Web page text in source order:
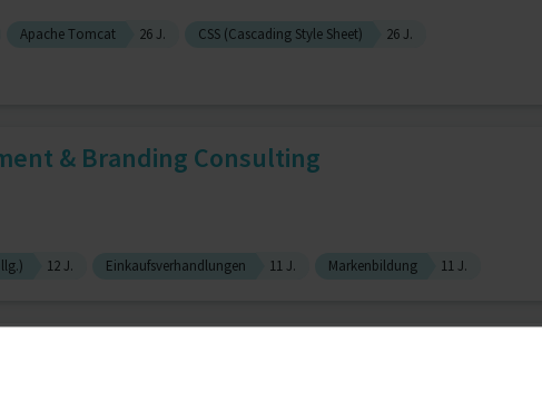
Apache Tomcat 26 J. CSS (Cascading Style Sheet)
26 J.
& Branding Consulting
12 J. Einkaufsverhandlungen 11 J. Markenbildung 11 J.